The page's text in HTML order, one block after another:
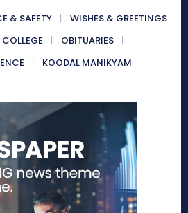
& SAFETY
WISHES & GREETINGS
OBITUARIES
KOODAL MANIKYAM